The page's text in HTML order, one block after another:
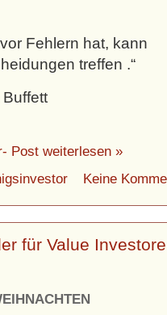
Fehlern hat, kann
treffen .“
Post weiterlesen »
Keine
für Value